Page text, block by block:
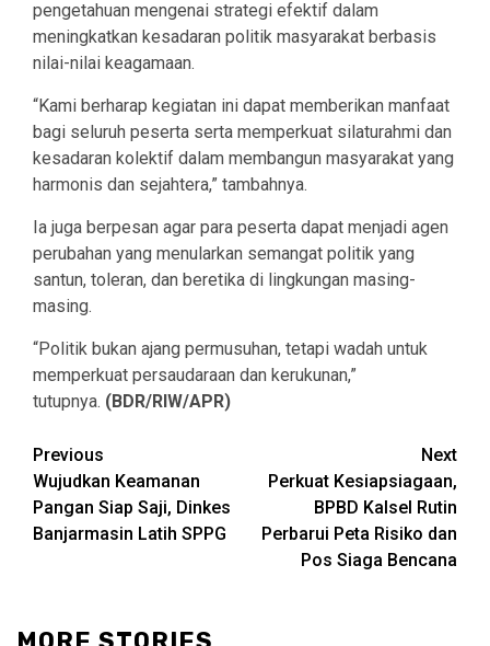
pengetahuan mengenai strategi efektif dalam
meningkatkan kesadaran politik masyarakat berbasis
nilai-nilai keagamaan.
“Kami berharap kegiatan ini dapat memberikan manfaat
bagi seluruh peserta serta memperkuat silaturahmi dan
kesadaran kolektif dalam membangun masyarakat yang
harmonis dan sejahtera,” tambahnya.
Ia juga berpesan agar para peserta dapat menjadi agen
perubahan yang menularkan semangat politik yang
santun, toleran, dan beretika di lingkungan masing-
masing.
“Politik bukan ajang permusuhan, tetapi wadah untuk
memperkuat persaudaraan dan kerukunan,”
tutupnya. (BDR/RIW/APR)
Continue
Reading
Previous
Wujudkan Keamanan
Pangan Siap Saji, Dinkes
Banjarmasin Latih SPPG
Next
Perkuat Kesiapsiagaan,
BPBD Kalsel Rutin
Perbarui Peta Risiko dan
Pos Siaga Bencana